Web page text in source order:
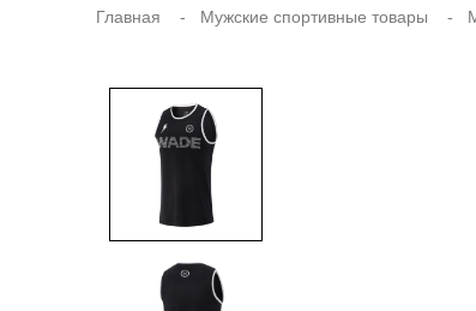
Главная Мужские спортивные товары